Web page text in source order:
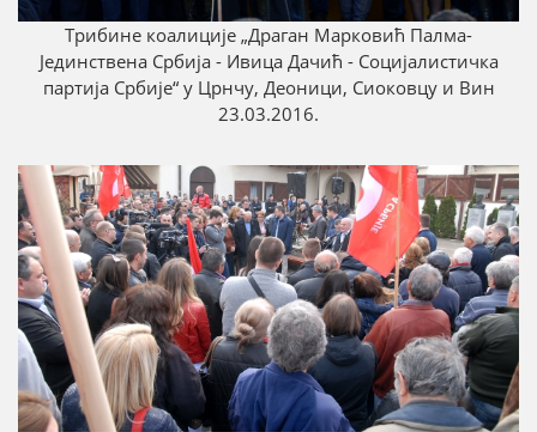
Трибинe коалиције „Драган Марковић Палмa-
Јединствена Србија - Ивица Дачић - Социјалистичка
партија Србије“ у Црнчу, Деоници, Сиоковцу и Вин
23.03.2016.